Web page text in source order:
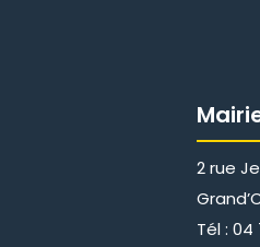
2 rue
Tél : 04